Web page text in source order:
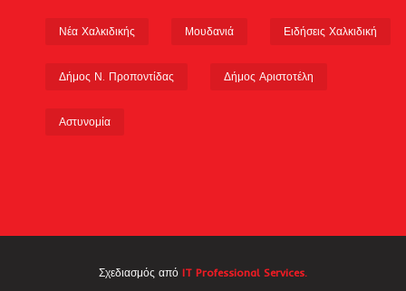
Νέα Χαλκιδικής Μουδανιά Ειδήσεις Χαλκιδική
Δήμος Ν. Προποντίδας Δήμος Αριστοτέλη
Αστυνομία
Σχεδιασμός από IT Professional Services.